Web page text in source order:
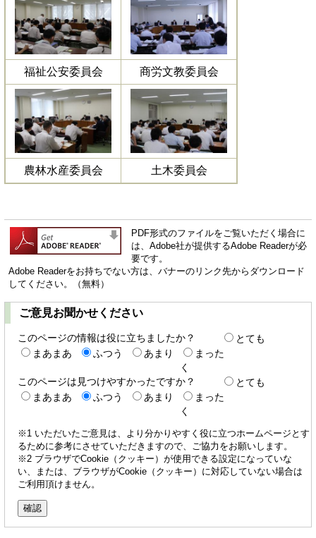
福祉公安委員会 商労文教委員会
農林水産委員会 土木委員会
PDF形式のファイルをご覧いただく場合に
は、Adobe社が提供するAdobe Readerが必
要です。
Adobe Readerをお持ちでない方は、バナーのリンク先からダウンロード
してください。（無料）
ご意見お聞かせください
このページの情報は役に立ちましたか？
とても
まあまあ
ふつう あまり
まった
く
このページは見つけやすかったですか？
とても
まあまあ
ふつう あまり
まった
く
※1 いただいたご意見は、より分かりやすく役に立つホームページとす
るために参考にさせていただきますので、ご協力をお願いします。
※2 ブラウザでCookie（クッキー）が使用できる設定になっていな
い、または、ブラウザがCookie（クッキー）に対応していない場合は
ご利用頂けません。